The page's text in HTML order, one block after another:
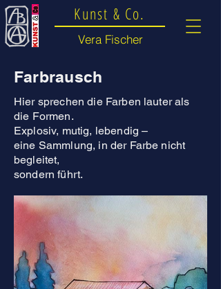
Kunst & Co.
Vera Fischer
Farbrausch
Hier sprechen die Farben lauter als
die Formen.
Explosiv, mutig, lebendig –
eine Sammlung, in der Farbe nicht
begleitet,
sondern führt.